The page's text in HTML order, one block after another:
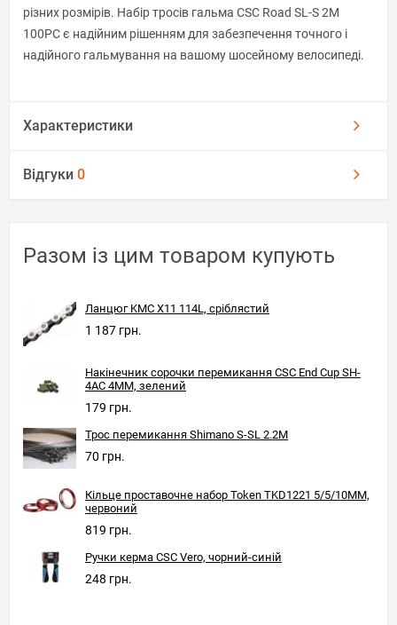
різних розмірів. Набір тросів гальма CSC Road SL-S 2M
100PC є надійним рішенням для забезпечення точного і
надійного гальмування на вашому шосейному велосипеді.
Характеристики
Відгуки 0
Разом із цим товаром купують
Ланцюг KMC X11 114L, сріблястий
1 187 грн.
Накінечник сорочки перемикання CSC End Cup SH-
4AC 4MM, зелений
179 грн.
Трос перемикання Shimano S-SL 2.2M
70 грн.
Кільце проставочне набор Token TKD1221 5/5/10MM,
червоний
819 грн.
Ручки керма CSC Vero, чорний-синій
248 грн.